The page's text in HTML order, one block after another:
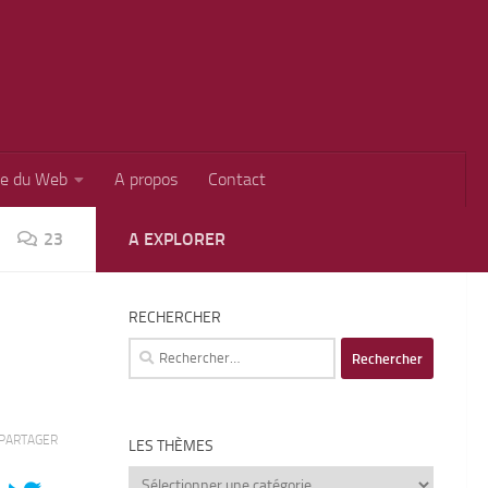
du Web A propos Contact
23 A EXPLORER
RECHERCHER
Rechercher :
LES THÈMES
Les